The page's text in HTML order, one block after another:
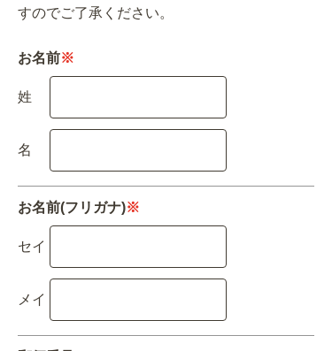
注目キーワード
チュクミ 駐車場
CATEGORY
飲食 住まい・暮らし
美容・健康
カルチャー・教養
車・バイク関連 その他
料金一覧
お届け納期と配送方法
お支払方法
初めての方へ
BEGINNER'S GUIDE
商品について
お客様の声
よくある質問
すのでご了承ください。
お名前※
姓
名
お名前(フリガナ)※
セイ
メイ